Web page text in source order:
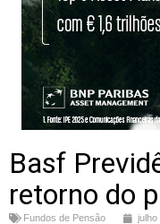
Basf
retorno do
Fundos de Pensão julho